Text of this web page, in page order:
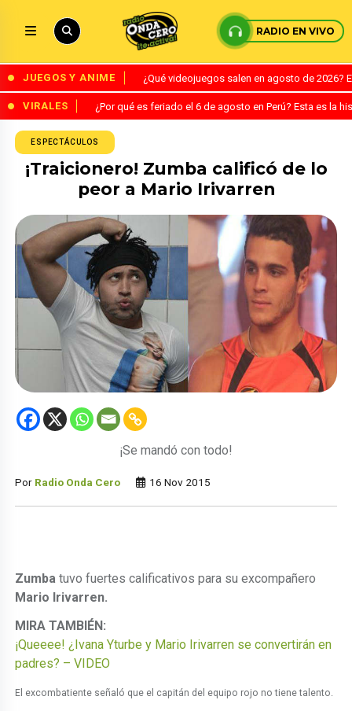
RADIO EN VIVO
JUEGOS Y ANIME ¿Qué videojuegos salen en agosto de
VIRALES ¿Por qué es feriado el 6 de agosto en Perú? Esta es la
ESPECTÁCULOS
¡Traicionero! Zumba calificó de lo
peor a Mario Irivarren
¡Se mandó con todo!
Por Radio Onda Cero 16 Nov 2015
Zumba tuvo fuertes calificativos para su excompañero
Mario Irivarren.
MIRA TAMBIÉN:
¡Queeee! ¿Ivana Yturbe y Mario Irivarren se convertirán en
padres? – VIDEO
El excombatiente señaló que el capitán del equipo rojo no tiene talento.